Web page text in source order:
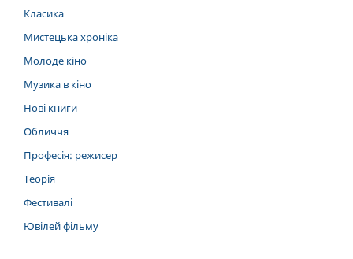
Класика
Мистецька хроніка
Молоде кіно
Музика в кіно
Нові книги
Обличчя
Професія: режисер
Теорія
Фестивалі
Ювілей фільму